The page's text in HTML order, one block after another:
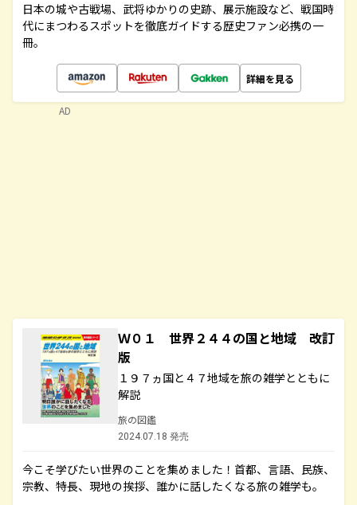
日本の城や古戦場、武将ゆかりの史跡、展示施設など、戦国時
代にまつわるスポットを徹底ガイドする歴史ファン必携の一
冊。
詳細を見る
Ｗ０１ 世界２４４の国と地域 改訂
版
１９７ヵ国と４７地域を旅の雑学とともに
解説
旅の図鑑
2024.07.18 発売
今こそ学びたい世界のことを集めました！首都、言語、民族、
宗教、特長、現地の挨拶、誰かに話したくなる旅の雑学も。
AD